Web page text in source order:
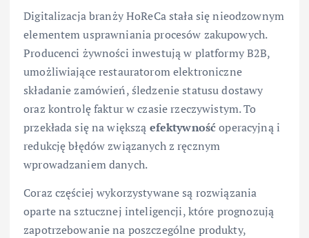
Digitalizacja branży HoReCa stała się nieodzownym
elementem usprawniania procesów zakupowych.
Producenci żywności inwestują w platformy B2B,
umożliwiające restauratorom elektroniczne
składanie zamówień, śledzenie statusu dostawy
oraz kontrolę faktur w czasie rzeczywistym. To
przekłada się na większą efektywność operacyjną i
redukcję błędów związanych z ręcznym
wprowadzaniem danych.
Coraz częściej wykorzystywane są rozwiązania
oparte na sztucznej inteligencji, które prognozują
zapotrzebowanie na poszczególne produkty,